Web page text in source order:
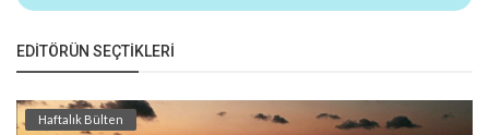
EDITÖRÜN SEÇTIKLERI
Haftalık Bülten